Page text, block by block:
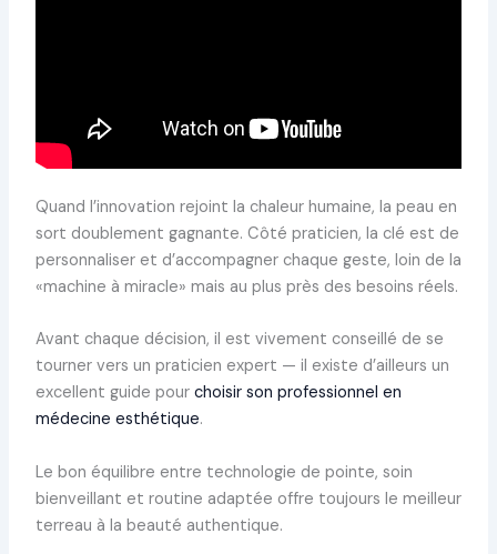
Quand l’innovation rejoint la chaleur humaine, la peau en
sort doublement gagnante. Côté praticien, la clé est de
personnaliser et d’accompagner chaque geste, loin de la
«machine à miracle» mais au plus près des besoins réels.
Avant chaque décision, il est vivement conseillé de se
tourner vers un praticien expert — il existe d’ailleurs un
excellent guide pour choisir son professionnel en
médecine esthétique.
Le bon équilibre entre technologie de pointe, soin
bienveillant et routine adaptée offre toujours le meilleur
terreau à la beauté authentique.